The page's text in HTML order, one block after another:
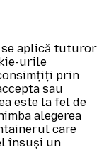
aplică tuturor
urile
prin
sau
este la fel de
alegerea
care
însuși un